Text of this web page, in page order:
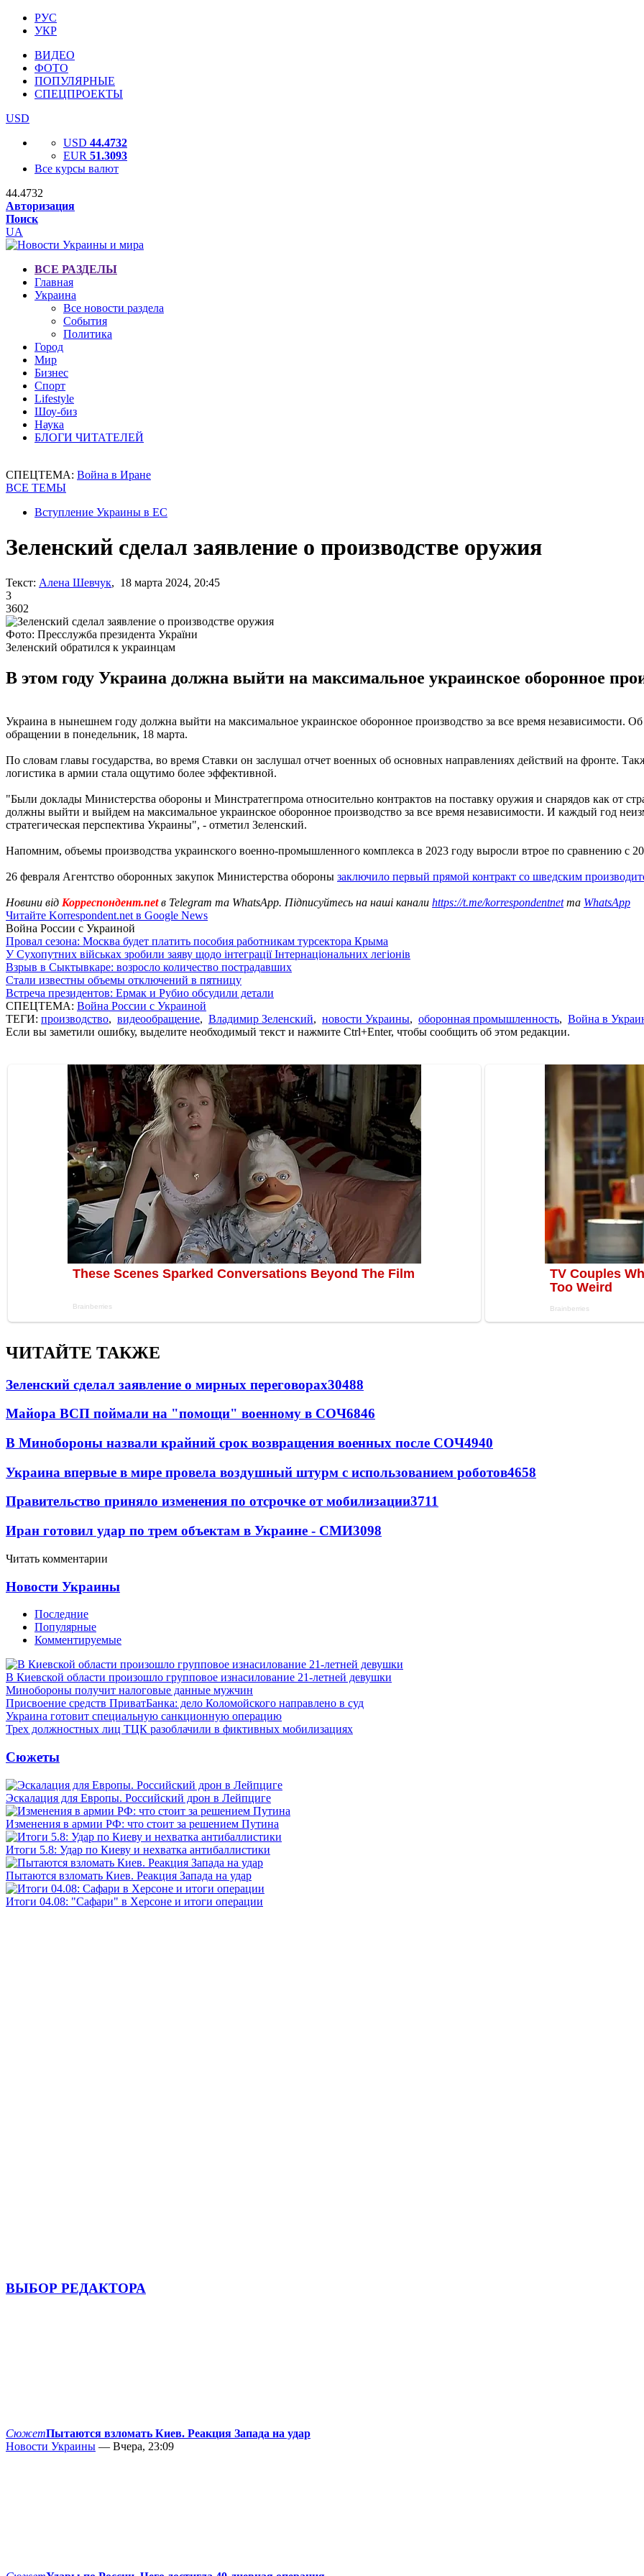
РУС
УКР
ВИДЕО
ФОТО
ПОПУЛЯРНЫЕ
СПЕЦПРОЕКТЫ
USD
USD 44.4732
EUR 51.3093
Все курсы валют
44.4732
Авторизация
Поиск
UA
ВСЕ РАЗДЕЛЫ
Главная
Украина
Все новости раздела
События
Политика
Город
Мир
Бизнес
Спорт
Lifestyle
Шоу-биз
Наука
БЛОГИ ЧИТАТЕЛЕЙ
СПЕЦТЕМА: Война в Иране
ВСЕ ТЕМЫ
Вступление Украины в ЕС
Зеленский сделал заявление о производстве оружия
Текст: Алена Шевчук, 18 марта 2024, 20:45
3
3602
Фото: Пресслужба президента України
Зеленский обратился к украинцам
В этом году Украина должна выйти на максимальное украинское оборонное
Украина в нынешнем году должна выйти на максимальное украинское оборонное производство за все время независимости.
обращении в понедельник, 18 марта.
По словам главы государства, во время Ставки он заслушал отчет военных об основных направлениях действий на фронте.
логистика в армии стала ощутимо более эффективной.
"Были доклады Министерства обороны и Минстратегпрома относительно контрактов на поставку оружия и снарядов как от
должны выйти и выйдем на максимальное украинское оборонное производство за все время независимости. И каждый год
стратегическая перспектива Украины", - отметил Зеленский.
Напомним, объемы производства украинского военно-промышленного комплекса в 2023 году выросли втрое по сравнению с
26 февраля Агентство оборонных закупок Министерства обороны заключило первый прямой контракт со шведским
Новини від Корреспондент.netв Telegram та WhatsApp. Підписуйтесь на наші канали https://t.me/korrespondentnetта WhatsApp
Читайте Korrespondent.net в Google News
Война России с Украиной
Провал сезона: Москва будет платить пособия работникам турсектора Крыма
У Сухопутних військах зробили заяву щодо інтеграції Інтернаціональних легіонів
Взрыв в Сыктывкаре: возросло количество пострадавших
Стали известны объемы отключений в пятницу
Встреча президентов: Ермак и Рубио обсудили детали
СПЕЦТЕМА: Война России с Украиной
ТЕГИ: производство, видеообращение, Владимир Зеленский, новости Украины, оборонная промышленность, Война в
Если вы заметили ошибку, выделите необходимый текст и нажмите Ctrl+Enter, чтобы сообщить об этом редакции.
ЧИТАЙТЕ ТАКЖЕ
Зеленский сделал заявление о мирных переговорах30488
Майора ВСП поймали на "помощи" военному в СОЧ6846
В Минобороны назвали крайний срок возвращения военных после СОЧ4940
Украина впервые в мире провела воздушный штурм с использованием роботов4658
Правительство приняло изменения по отсрочке от мобилизации3711
Иран готовил удар по трем объектам в Украине - СМИ3098
Читать комментарии
Новости Украины
Последние
Популярные
Комментируемые
В Киевской области произошло групповое изнасилование 21-летней девушки
Минобороны получит налоговые данные мужчин
Присвоение средств ПриватБанка: дело Коломойского направлено в суд
Украина готовит специальную санкционную операцию
Трех должностных лиц ТЦК разоблачили в фиктивных мобилизациях
Сюжеты
Эскалация для Европы. Российский дрон в Лейпциге
Изменения в армии РФ: что стоит за решением Путина
Итоги 5.8: Удар по Киеву и нехватка антибаллистики
Пытаются взломать Киев. Реакция Запада на удар
Итоги 04.08: "Сафари" в Херсоне и итоги операции
ВЫБОР РЕДАКТОРА
СюжетПытаются взломать Киев. Реакция Запада на удар
Новости Украины — Вчера, 23:09